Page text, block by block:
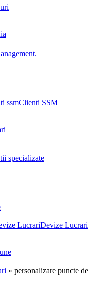
Clienti SSM
specializate
Devize Lucrari
» personalizare puncte de